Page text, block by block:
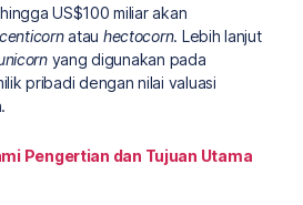
US$100 miliar akan
centicornatau hectocorn. Lebih lanjut
yang digunakan pada
pribadi dengan nilai valuasi
Pengertian dan Tujuan Utama